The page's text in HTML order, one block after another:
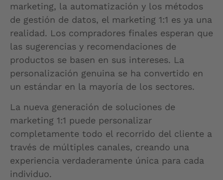
marketing, la automatización y los métodos
de gestión de datos, el marketing 1:1 es ya una
realidad. Los compradores finales esperan que
las sugerencias y recomendaciones de
productos se basen en sus intereses. La
personalización genuina se ha convertido en
un estándar en la mayoría de los sectores.
La nueva generación de soluciones de
marketing 1:1 puede personalizar
completamente todo el recorrido del cliente a
través de múltiples canales, creando una
experiencia verdaderamente única para cada
individuo.